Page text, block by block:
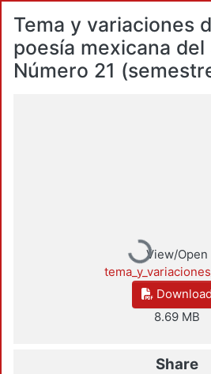
Tema y variaciones
poesía mexicana del
Número 21
Loading...View/Open
Download
8.69 MB
Share